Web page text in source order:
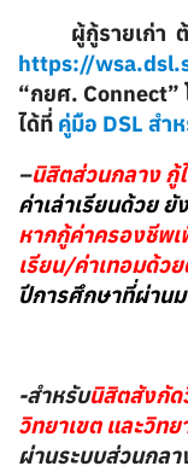
ผู้กู้รายเก่า ต้อ
https://
“กยศ. Connect”
ได้ที่ คู่มือ DSL สำ
–นิสิตส่วนกลางกู้
ค่าเล่าเรียนด้วย
หากกู้ค่าครองชีพเ
เรียน/ค่าเทอมด้ว
ปีการศึกษาที่ผ่าน
-สำหรับนิสิตสังกัด
วิทยาเขต และวิท
ผ่านระบบส่วนกลา